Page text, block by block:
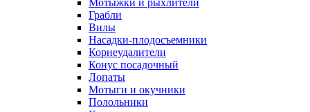
Мотыжки и рыхлители
Грабли
Вилы
Насадки-плодосъемники
Корнеудалители
Конус посадочный
Лопаты
Мотыги и окучники
Полольники